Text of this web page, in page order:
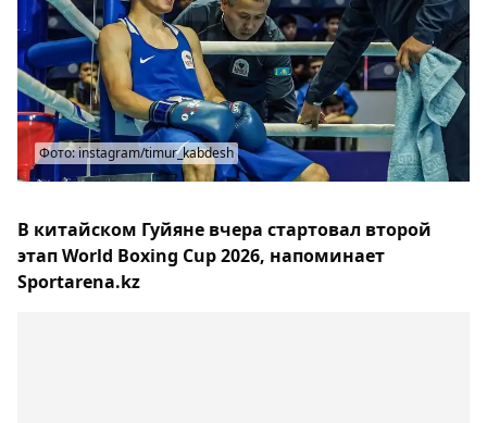
Фото: instagram/timur_kabdesh
В китайском Гуйяне вчера стартовал второй
этап World Boxing Cup 2026, напоминает
Sportarena.kz